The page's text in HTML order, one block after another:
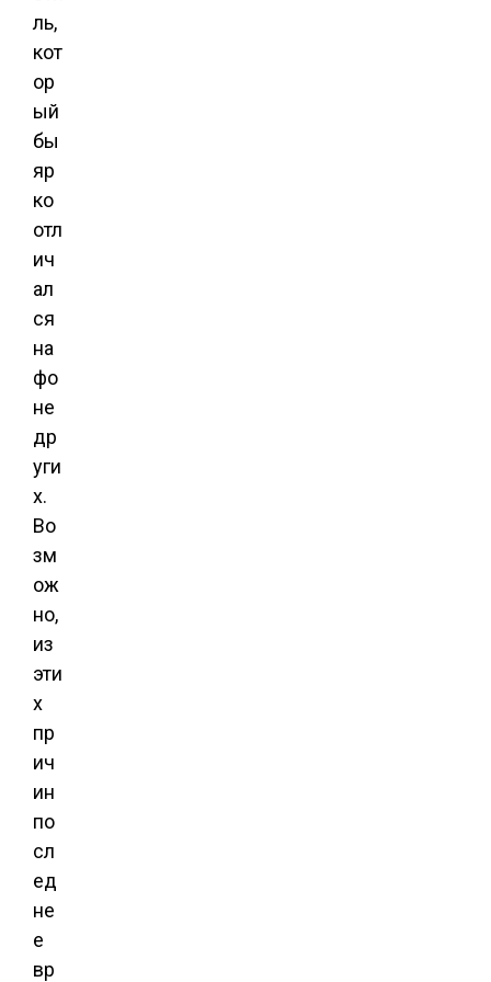
ль,
кот
ор
ый
бы
яр
ко
отл
ич
ал
ся
на
фо
не
др
уги
х.
Во
зм
ож
но,
из
эти
х
пр
ич
ин
по
сл
ед
не
е
вр